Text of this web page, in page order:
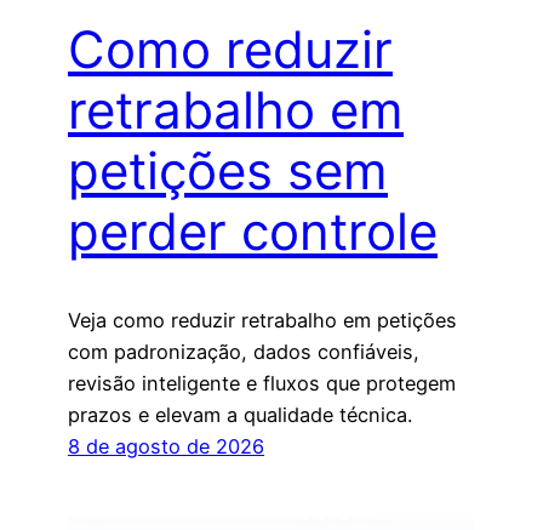
Como reduzir
retrabalho em
petições sem
perder controle
Veja como reduzir retrabalho em petições
com padronização, dados confiáveis,
revisão inteligente e fluxos que protegem
prazos e elevam a qualidade técnica.
8 de agosto de 2026